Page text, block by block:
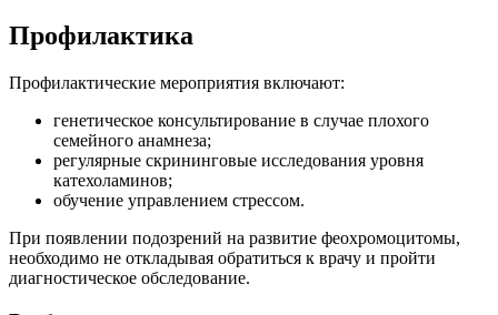
Профилактика
Профилактические мероприятия включают:
генетическое консультирование в случае плохого
семейного анамнеза;
регулярные скрининговые исследования уровня
катехоламинов;
обучение управлением стрессом.
При появлении подозрений на развитие феохромоцитомы,
необходимо не откладывая обратиться к врачу и пройти
диагностическое обследование.